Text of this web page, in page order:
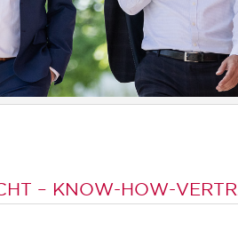
– KNOW-HOW-